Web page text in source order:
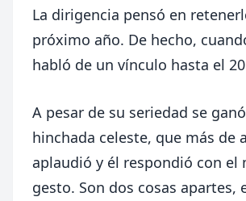
La dirigencia pensó en
próximo año. De hecho,
habló de un vínculo hasta el
A pesar de su seriedad se
hinchada celeste, que más de
aplaudió y él respondió con el
gesto. Son dos cosas apartes,